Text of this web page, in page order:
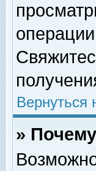
Вернуться
»